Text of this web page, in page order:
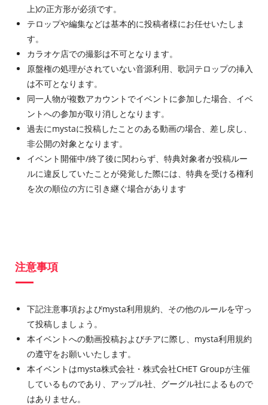
上)の正方形が必須です。
テロップや編集などは基本的に投稿者様にお任せいたしま
す。
カラオケ店での撮影は不可となります。
原盤権の処理がされていない音源利用、歌詞テロップの挿入
は不可となります。
同一人物が複数アカウントでイベントに参加した場合、イベ
ントへの参加が取り消しとなります。
過去にmystaに投稿したことのある動画の場合、差し戻し、
非公開の対象となります。
イベント開催中/終了後に関わらず、特典対象者が投稿ルー
ルに違反していたことが発覚した際には、特典を受ける権利
を次の順位の方に引き継ぐ場合があります
注意事項
下記注意事項およびmysta利用規約、その他のルールを守っ
て投稿しましょう。
本イベントへの動画投稿およびチアに際し、mysta利用規約
の遵守をお願いいたします。
本イベントはmysta株式会社・株式会社CHET Groupが主催
しているものであり、アップル社、グーグル社によるもので
はありません。